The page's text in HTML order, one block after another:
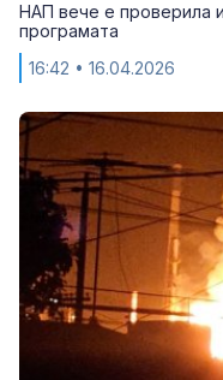
НАП вече е проверила
програмата
16:42 • 16.04.2026